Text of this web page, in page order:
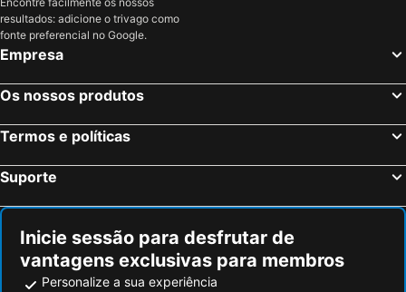
resultados: adicione o trivago como
fonte preferencial no Google.
Empresa
Os nossos produtos
Termos e políticas
Suporte
Inicie sessão para desfrutar de
vantagens exclusivas para membros
Personalize a sua experiência